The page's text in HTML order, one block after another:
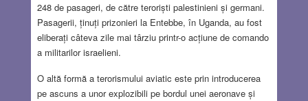
248 de pasageri, de către teroriști palestinieni și germani.
Pasagerii, ținuți prizonieri la Entebbe, în Uganda, au fost
eliberați câteva zile mai târziu printr-o acțiune de comando
a militarilor israelieni.
O altă formă a terorismului aviatic este prin introducerea
pe ascuns a unor explozibili pe bordul unei aeronave și